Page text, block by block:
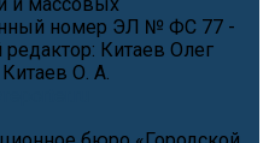
номер ЭЛ № ФС 77 -
Китаев Олег
О. А.